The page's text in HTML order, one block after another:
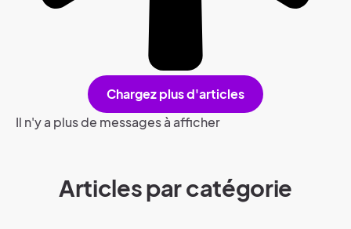
Chargez plus d'articles
Il n'y a plus de messages à afficher
Articles par catégorie